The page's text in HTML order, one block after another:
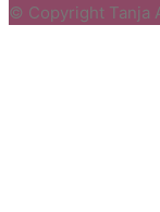
© Copyright Tanja